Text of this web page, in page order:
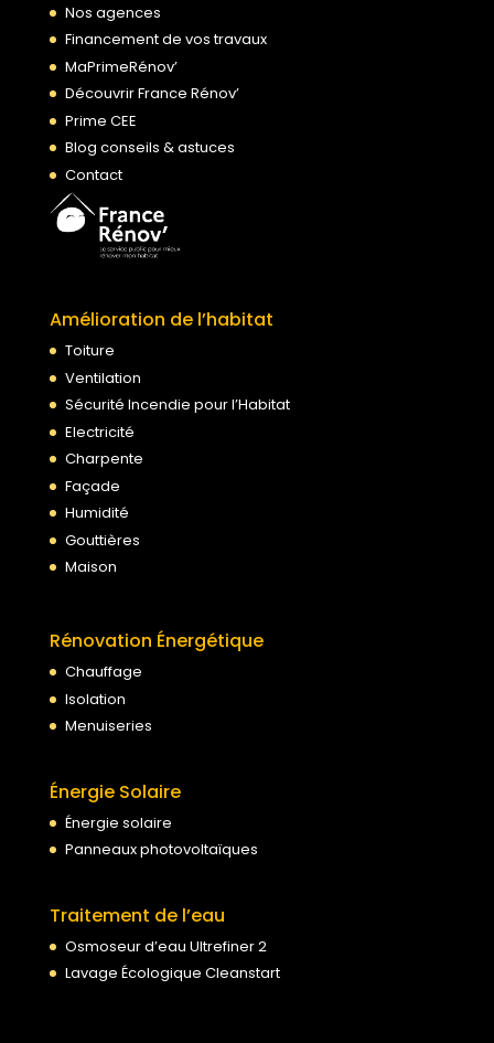
Nos agences
Financement de vos travaux
MaPrimeRénov’
Découvrir France Rénov’
Prime CEE
Blog conseils & astuces
Contact
Amélioration de l’habitat
Toiture
Ventilation
Sécurité Incendie pour l’Habitat
Electricité
Charpente
Façade
Humidité
Gouttières
Maison
Rénovation Énergétique
Chauffage
Isolation
Menuiseries
Énergie Solaire
Énergie solaire
Panneaux photovoltaïques
Traitement de l’eau
Osmoseur d’eau Ultrefiner 2
Lavage Écologique Cleanstart